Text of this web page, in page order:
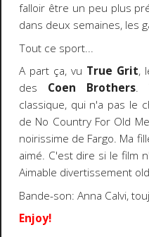
falloir être un peu plus
dans deux semaines, les
Tout ce sport...
A part ça, vu True Grit,
des Coen Brothers.
classique, qui n'a pas le
de No Country For Old
noirissime de Fargo. Ma
aimé. C'est dire si le film
Aimable divertissement
Bande-son: Anna Calvi,
Enjoy!